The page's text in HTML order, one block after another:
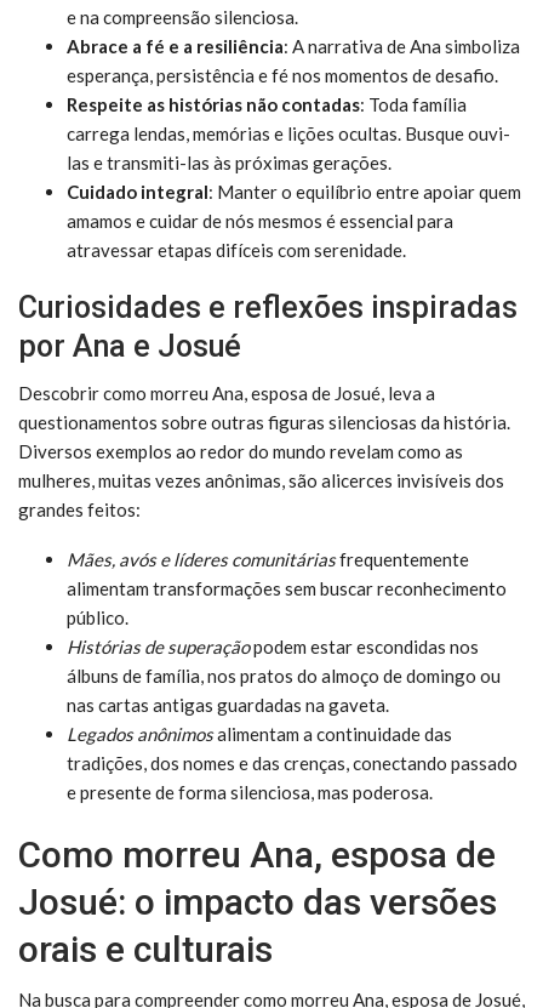
e na compreensão silenciosa.
Abrace a fé e a resiliência: A narrativa de Ana simboliza
esperança, persistência e fé nos momentos de desafio.
Respeite as histórias não contadas: Toda família
carrega lendas, memórias e lições ocultas. Busque ouvi-
las e transmiti-las às próximas gerações.
Cuidado integral: Manter o equilíbrio entre apoiar quem
amamos e cuidar de nós mesmos é essencial para
atravessar etapas difíceis com serenidade.
Curiosidades e reflexões inspiradas
por Ana e Josué
Descobrir como morreu Ana, esposa de Josué, leva a
questionamentos sobre outras figuras silenciosas da história.
Diversos exemplos ao redor do mundo revelam como as
mulheres, muitas vezes anônimas, são alicerces invisíveis dos
grandes feitos:
Mães, avós e líderes comunitáriasfrequentemente
alimentam transformações sem buscar reconhecimento
público.
Histórias de superaçãopodem estar escondidas nos
álbuns de família, nos pratos do almoço de domingo ou
nas cartas antigas guardadas na gaveta.
Legados anônimosalimentam a continuidade das
tradições, dos nomes e das crenças, conectando passado
e presente de forma silenciosa, mas poderosa.
Como morreu Ana, esposa de
Josué: o impacto das versões
orais e culturais
Na busca para compreender como morreu Ana, esposa de Josué,